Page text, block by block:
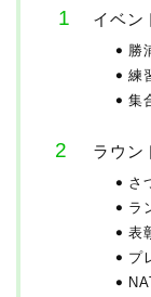
イベン
勝
練
集
ラウン
さ
ラ
表
プ